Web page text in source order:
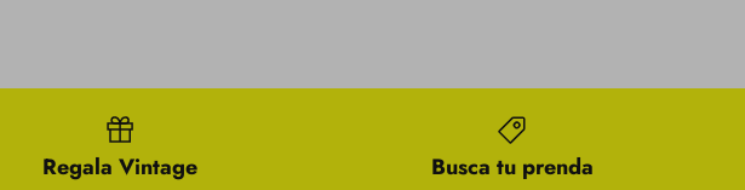
Regala Vintage Busca tu prenda